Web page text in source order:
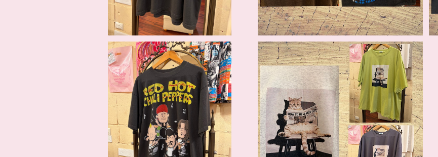
Red Hot Chili Peppers ✖️ PEANUTS Tシ
ャツ
¥10,450
SOLD OUT
転写ネコBIGTシャツ
¥5,940